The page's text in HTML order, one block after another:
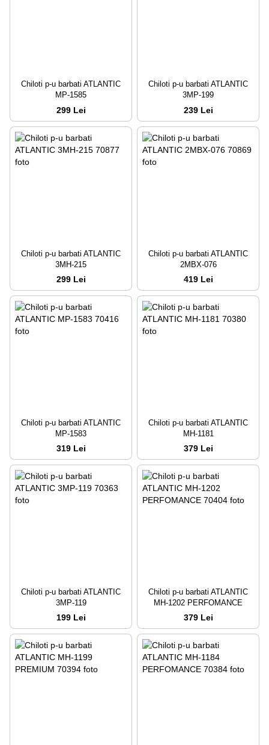
Chiloti p-u barbati ATLANTIC
MP-1585
299 Lei
Chiloti p-u barbati ATLANTIC
3MP-199
239 Lei
Chiloti p-u barbati ATLANTIC
3MH-215
299 Lei
Chiloti p-u barbati ATLANTIC
2MBX-076
419 Lei
Chiloti p-u barbati ATLANTIC
MP-1583
319 Lei
Chiloti p-u barbati ATLANTIC
MH-1181
379 Lei
Chiloti p-u barbati ATLANTIC
3MP-119
199 Lei
Chiloti p-u barbati ATLANTIC
MH-1202 PERFOMANCE
379 Lei